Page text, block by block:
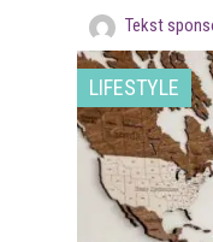
Tekst
LIFESTYLE